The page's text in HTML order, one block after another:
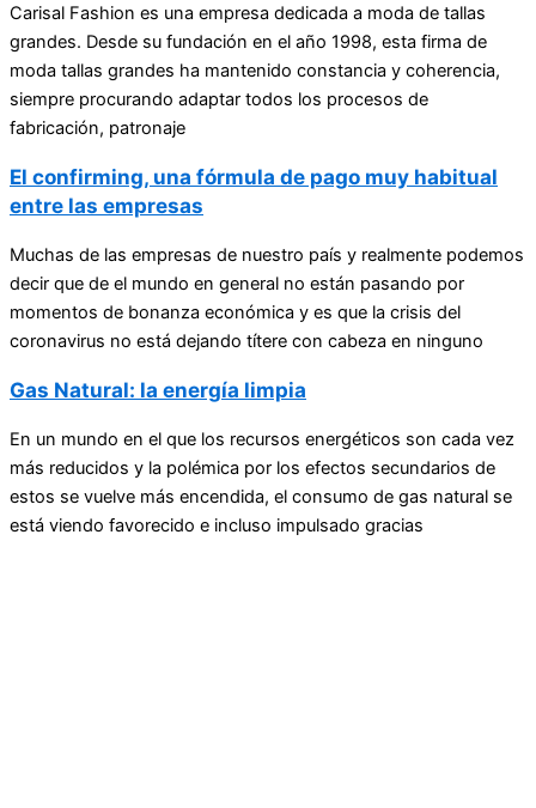
Carisal Fashion es una empresa dedicada a moda de tallas
grandes. Desde su fundación en el año 1998, esta firma de
moda tallas grandes ha mantenido constancia y coherencia,
siempre procurando adaptar todos los procesos de
fabricación, patronaje
El confirming, una fórmula de pago muy habitual
entre las empresas
Muchas de las empresas de nuestro país y realmente podemos
decir que de el mundo en general no están pasando por
momentos de bonanza económica y es que la crisis del
coronavirus no está dejando títere con cabeza en ninguno
Gas Natural: la energía limpia
En un mundo en el que los recursos energéticos son cada vez
más reducidos y la polémica por los efectos secundarios de
estos se vuelve más encendida, el consumo de gas natural se
está viendo favorecido e incluso impulsado gracias